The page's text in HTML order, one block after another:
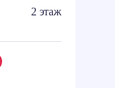
2 этаж